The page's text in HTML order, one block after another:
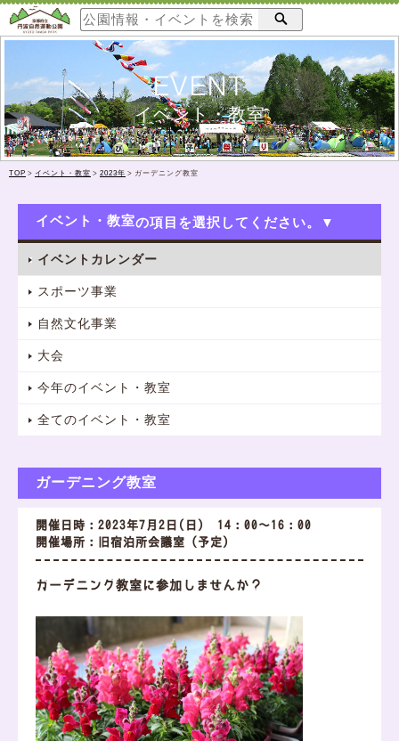
EVENT
イベント・教室
TOP > イベント・教室 > 2023年 > ガーデニング教室
イベント・教室
イベントカレンダー
スポーツ事業
自然文化事業
大会
今年のイベント・教室
全てのイベント・教室
ガーデニング教室
開催日時：2023年7月2日(日) 14：00～16：00
開催場所：旧宿泊所会議室（予定）
ガーデニング教室に参加しませんか？